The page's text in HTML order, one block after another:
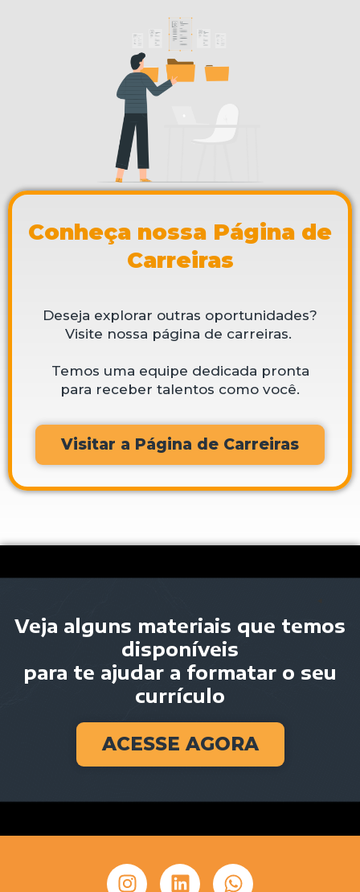
Conheça nossa Página de
Carreiras
Deseja explorar outras oportunidades?
Visite nossa página de carreiras.
Temos uma equipe dedicada pronta
para receber talentos como você.
Visitar a Página de Carreiras
Veja alguns materiais que temos
disponíveis
para te ajudar a formatar o seu
currículo
ACESSE AGORA
I
L
W